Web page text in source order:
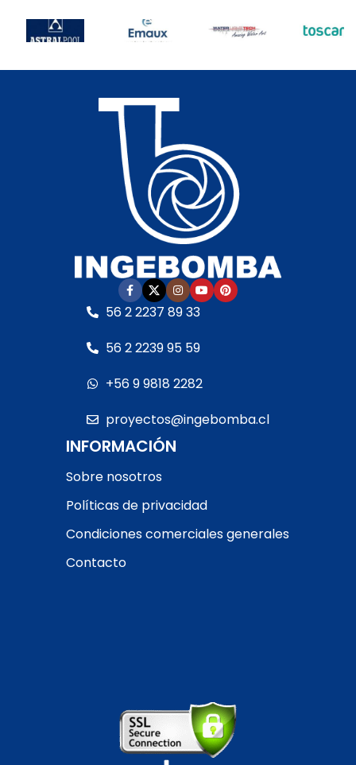
70 dB)
• Autoaspirante:
Hasta 3,0 m.c.a. •
• Cuerpo hidráulico:
Termoplástico de
última generación
Según
cláusula del fabricante•
Sello mecánico:
Especial AISI 316 y óxido
• Eje del
Acero inoxidable
• Motor:– Con
rodamientos – Debe ser
protegida con
interruptor guarda
dB)• Autoaspirante:
tecnopolímeros de alta
calidad
Según cláusula del
fabricante
mecánico:
AISI 316
Acero inoxidable AISI 431
• Rodamientos:
160 °C
térmico incorporado
56 2 2237 89 33
56 2 2239 95 59
+56 9 9818 2282
proyectos@ingebomba.cl
INFORMACIÓN
Sobre nosotros
Políticas de privacidad
Condiciones comerciales generales
Contacto